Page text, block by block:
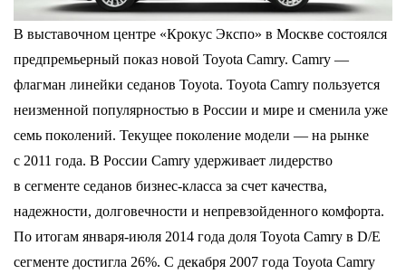
В выставочном центре «Крокус Экспо» в Москве состоялся
предпремьерный показ новой Toyota Camry. Camry ―
флагман линейки седанов Toyota. Toyota Camry пользуется
неизменной популярностью в России и мире и сменила уже
семь поколений. Текущее поколение модели ― на рынке
с 2011 года. В России Camry удерживает лидерство
в сегменте седанов бизнес-класса за счет качества,
надежности, долговечности и непревзойденного комфорта.
По итогам января-июля 2014 года доля Toyota Camry в D/E
сегменте достигла 26%. C декабря 2007 года Toyota Camry